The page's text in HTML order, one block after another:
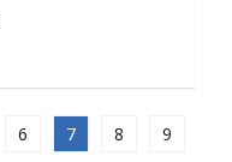
6 7 8
9